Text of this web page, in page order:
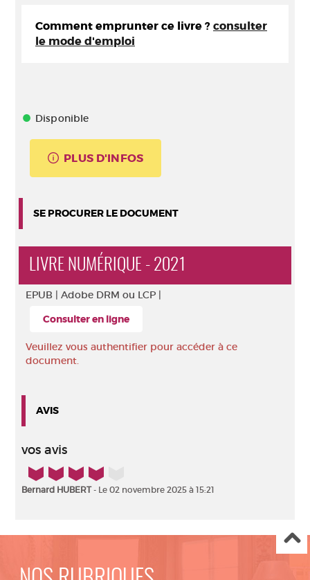
Comment emprunter ce livre ? consulter
le mode d'emploi
Disponible
PLUS D'INFOS
SE PROCURER LE DOCUMENT
LIVRE NUMÉRIQUE - 2021
EPUB | Adobe DRM ou LCP |
Consulter en ligne
Veuillez vous authentifier pour accéder à ce
document.
AVIS
vos avis
4/5
Bernard HUBERT- Le 02 novembre 2025 à 15:21